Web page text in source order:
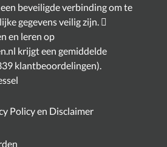
beveiligde verbinding om te
gegevens veilig zijn.
en leren op
krijgt een gemiddelde
klantbeoordelingen).
Policy en Disclaimer